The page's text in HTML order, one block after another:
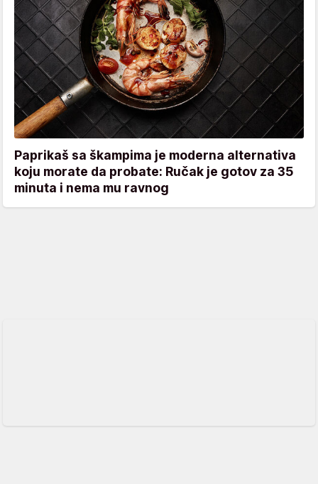
Paprikaš sa škampima je moderna alternativa
koju morate da probate: Ručak je gotov za 35
minuta i nema mu ravnog